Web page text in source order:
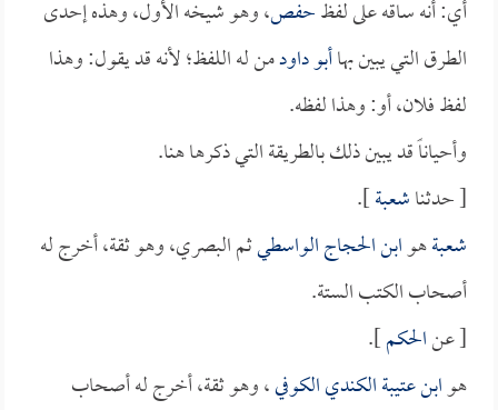
أي: أنه ساقه على لفظحفص، وهو شيخه الأول، وهذه إحدى
الطرق التي يبين بهاأبو داودمن له اللفظ؛ لأنه قد يقول: وهذا
لفظ فلان، أو: وهذا لفظه.
وأحياناً قد يبين ذلك بالطريقة التي ذكرها هنا.
[ حدثناشعبة].
شعبةهوابن الحجاج الواسطيثم البصري، وهو ثقة، أخرج له
أصحاب الكتب الستة.
[ عنالحكم].
هوابن عتيبة الكندي الكوفي، وهو ثقة، أخرج له أصحاب